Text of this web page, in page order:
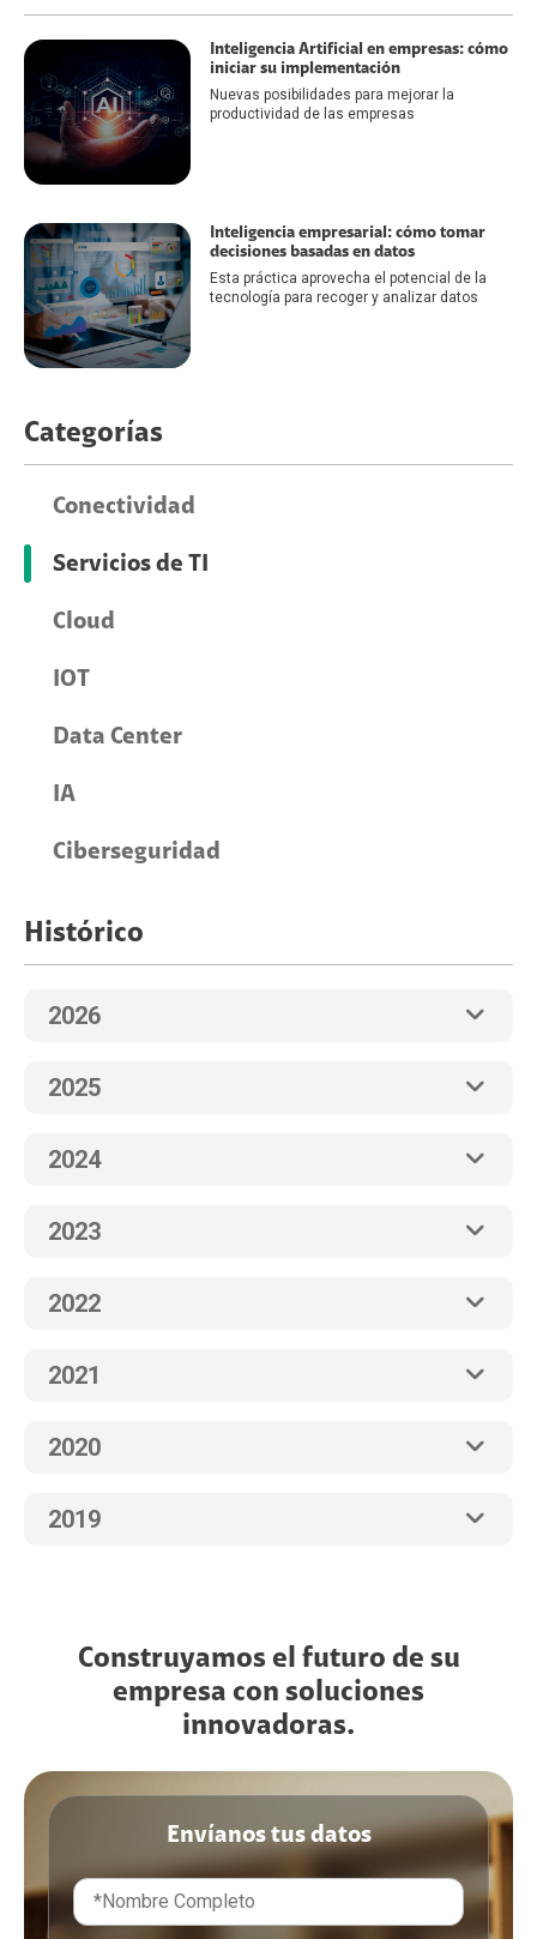
Inteligencia Artificial en empresas: cómo
iniciar su implementación
Nuevas posibilidades para mejorar la
productividad de las empresas
Inteligencia empresarial: cómo tomar
decisiones basadas en datos
Esta práctica aprovecha el potencial de la
tecnología para recoger y analizar datos
Categorías
Conectividad
Servicios de TI
Cloud
IOT
Data Center
IA
Ciberseguridad
Histórico
2026
2025
2024
2023
2022
2021
2020
2019
Construyamos el futuro de su
empresa con soluciones
innovadoras.
Envíanos tus datos